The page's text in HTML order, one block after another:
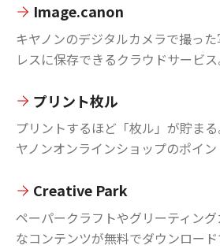
Image.canon
キヤノンのデジタルカメラで撮っ
レスに保存できるクラウドサービス
プリント枚ル
プリントするほど「枚ル」が貯ま
ヤノンオンラインショップのポイン
Creative Park
ペーパークラフトやグリーティン
なコンテンツが無料でダウンロード